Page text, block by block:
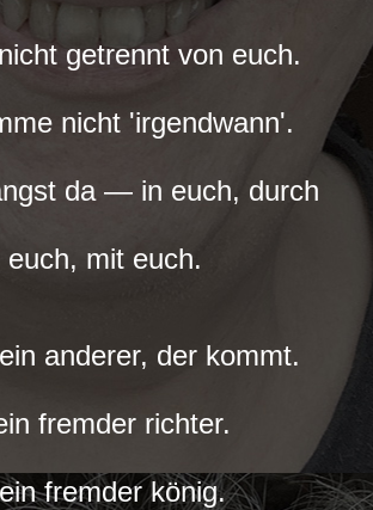
getrennt von euch.
nicht 'irgendwann'.
da — in euch, durch
euch, mit euch.
anderer, der kommt.
fremder richter.
fremder könig.